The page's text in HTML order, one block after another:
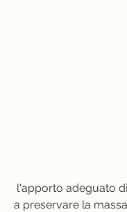
a preservare la